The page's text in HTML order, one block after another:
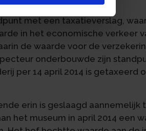
met een taxatieverslag,
in het economische verkeer
de waarde voor de
onderbouwde zijn
per 14 april 2014 is getaxeerd
erin is geslaagd aannemelijk
het museum in april 2014 een